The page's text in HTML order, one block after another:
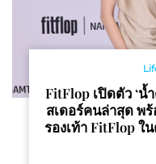
FitFlop เปิดตัว ‘
สเดอร์คนล่าสุด พ
รองเท้า FitFlop